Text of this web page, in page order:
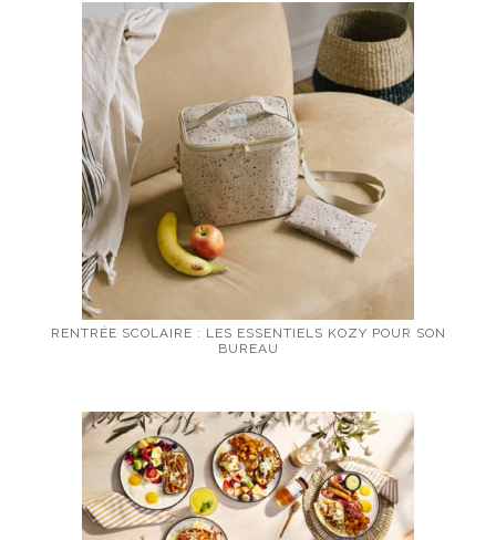
RENTRÉE SCOLAIRE : LES ESSENTIELS KOZY POUR SON
BUREAU